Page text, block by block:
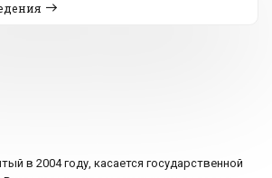
в 2004 году, касается государственной